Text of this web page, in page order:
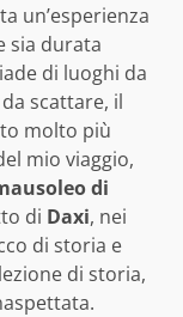
un’esperienza
sia durata
di luoghi da
scattare, il
molto più
mio viaggio,
di
di Daxi, nei
di storia e
di storia,